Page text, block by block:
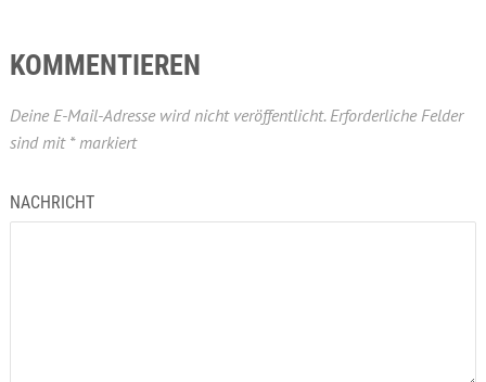
KOMMENTIEREN
Deine E-Mail-Adresse wird nicht veröffentlicht. Erforderliche Felder
sind mit *markiert
NACHRICHT